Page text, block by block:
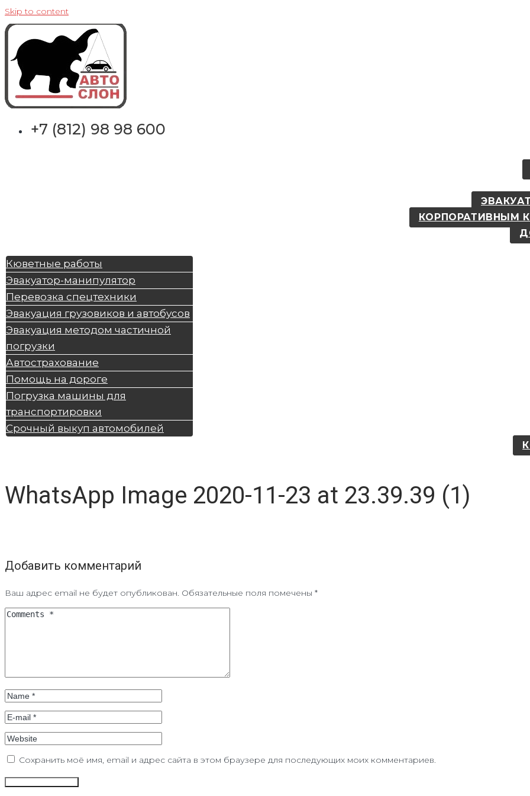
Skip to content
+7 (812) 98 98 600
КОРПОРАТИВНЫМ
Кюветные работы
Эвакуатор-манипулятор
Перевозка спецтехники
Эвакуация грузовиков и автобусов
Эвакуация методом частичной
погрузки
Автострахование
Помощь на дороге
Погрузка машины для
транспортировки
Срочный выкуп автомобилей
WhatsApp Image 2020-11-23 at 23.39.39 (1)
Добавить комментарий
Ваш адрес email не будет опубликован. Обязательные поля помечены *
Сохранить моё имя, email и адрес сайта в этом браузере для последующих моих комментариев.